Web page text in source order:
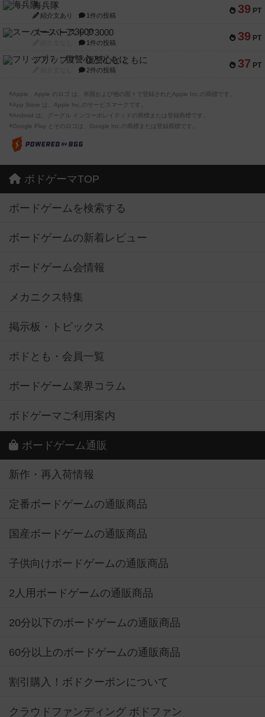
39 PT
海兵隊
紹介文あり 1件の投稿
39 PT
スーパーストア3000
1件の投稿
37 PT
フリップ７：復讐心とともに
2件の投稿
※Apple、Apple のロゴ は、米国および他の国々で登録されたApple Inc.の商標です。
※App Store は、Apple Inc.のサービスマークです。
※Android は、グーグル インコーポレイテッドの商標または登録商標です。
※Google Play とそのロゴは、Google Inc.の商標または登録商標です。
ボドゲーマTOP
ボードゲームを検索する
ボードゲームの新着レビュー
ボードゲーム会情報
メカニクス特集
掲示板・トピックス
ボドとも・会員一覧
ボードゲーム業界コラム
ボドゲーマご利用案内
ボードゲーム通販
新作・再入荷情報
定番ボードゲームの通販商品
国産ボードゲームの通販商品
子供向けボードゲームの通販商品
2人用ボードゲームの通販商品
20分以下のボードゲームの通販商品
60分以上のボードゲームの通販商品
割引購入！ボドクーポンについて
クラウドファンディング ボドファン